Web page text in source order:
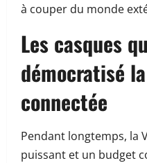
à couper du monde
Les casques
démocratisé
connectée
Pendant longtemps, la
puissant et un budget